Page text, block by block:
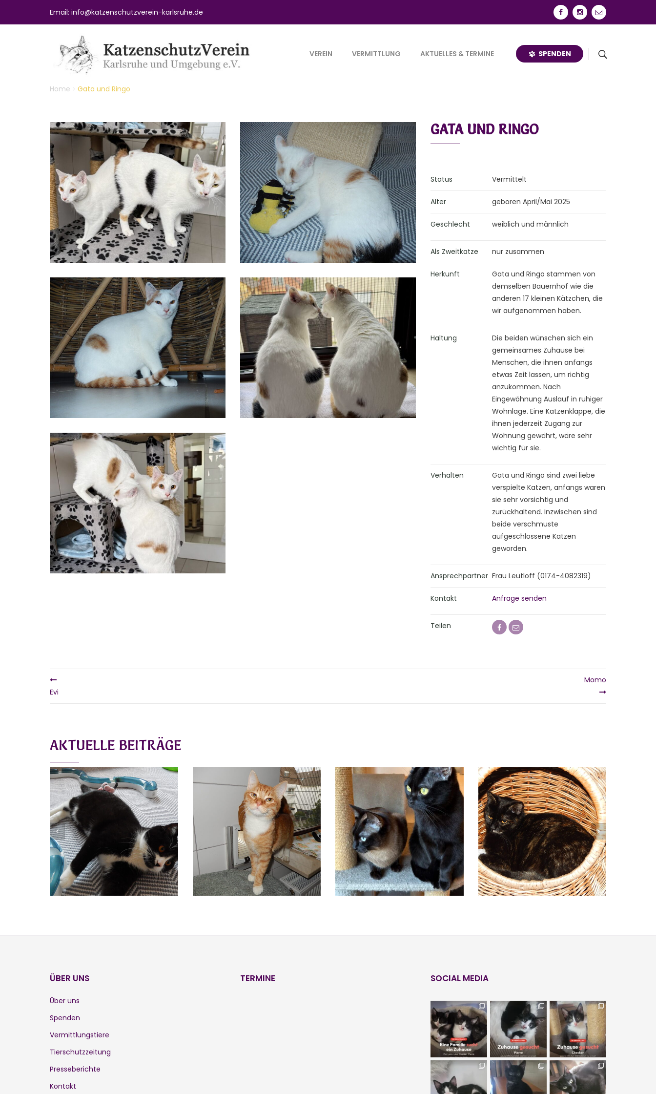
Email: info@katzenschutzverein-karlsruhe.de
VEREIN VERMITTLUNG AKTUELLES & TERMINE SPENDEN
Home Gata und Ringo
GATA UND RINGO
Status Vermittelt
Alter geboren April/Mai 2025
Geschlecht weiblich und männlich
Als Zweitkatze nur zusammen
Herkunft
Gata und Ringo stammen von
demselben Bauernhof wie die
anderen 17 kleinen Kätzchen, die
wir aufgenommen haben.
Haltung
Die beiden wünschen sich ein
gemeinsames Zuhause bei
Menschen, die ihnen anfangs
etwas Zeit lassen, um richtig
anzukommen. Nach
Eingewöhnung Auslauf in ruhiger
Wohnlage. Eine Katzenklappe, die
ihnen jederzeit Zugang zur
Wohnung gewährt, wäre sehr
wichtig für sie.
Verhalten
Gata und Ringo sind zwei liebe
verspielte Katzen, anfangs waren
sie sehr vorsichtig und
zurückhaltend. Inzwischen sind
beide verschmuste
aufgeschlossene Katzen
geworden.
Ansprechpartner Frau Leutloff (0174-4082319)
Kontakt Anfrage senden
Teilen
Evi
Momo
AKTUELLE BEITRÄGE
FIDDI
Vermittelt
EDDY
Vermittelt
SUSI UND STROLCH
Vermittelt
MURA
Vermittelt
ÜBER UNS
Über uns
Spenden
Vermittlungstiere
Tierschutzzeitung
Presseberichte
Kontakt
TERMINE SOCIAL MEDIA